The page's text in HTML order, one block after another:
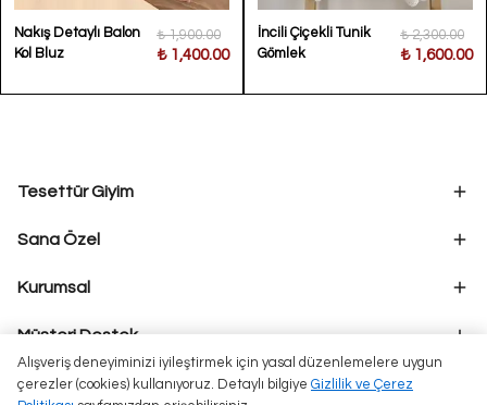
Alışveriş deneyiminizi iyileştirmek için yasal düzenlemelere uygun
çerezler (cookies) kullanıyoruz. Detaylı bilgiye Gizlilik ve Çerez
Nakış Detaylı Balon
Kol Bluz
₺ 1,900.00
₺ 1,400.00
İncili Çiçekli Tunik
Gömlek
₺ 2,300.00
₺ 1,600.00
Tesettür Giyim
Sana Özel
Kurumsal
Müşteri Destek